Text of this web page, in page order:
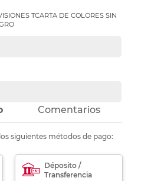
TCARTA DE COLORES SIN
Comentarios
siguientes métodos de pago:
Déposito /
Transferencia